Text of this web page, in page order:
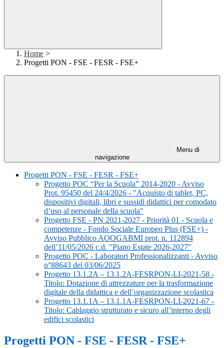
Home >
Progetti PON - FSE - FESR - FSE+
Menu di
navigazione
Progetti PON - FSE - FESR - FSE+
Progetto POC “Per la Scuola” 2014-2020 - Avviso
Prot. 95450 del 24/4/2026 - "Acquisto di tablet, PC,
dispositivi digitali, libri e sussidi didattici per comodato
d’uso al personale della scuola"
Progetto FSE - PN 2021-2027 - Priorità 01 - Scuola e
competenze - Fondo Sociale Europeo Plus (FSE+) -
Avviso Pubblico AOOGABMI prot. n. 112894
dell’11/05/2026 c.d. "Piano Estate 2026-2027"
Progetto POC - Laboratori Professionalizzanti - Avviso
n°88643 del 03/06/2025
Progetto 13.1.2A – 13.1.2A-FESRPON-LI-2021-58 -
Titolo: Dotazione di attrezzature per la trasformazione
digitale della didattica e dell’organizzazione scolastica
Progetto 13.1.1A – 13.1.1A-FESRPON-LI-2021-67 -
Titolo: Cablaggio strutturato e sicuro all’interno degli
edifici scolastici
Progetti PON - FSE - FESR - FSE+